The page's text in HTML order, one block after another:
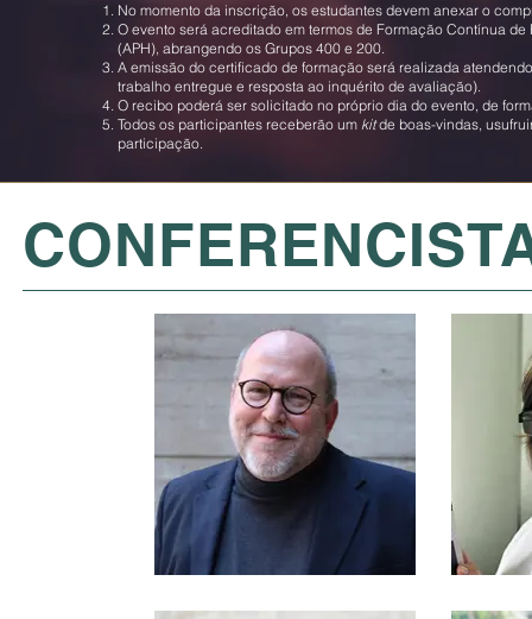
No momento da inscrição, os estudantes devem anexar o
O evento será acreditado em termos de Formação Contínua
(APH), abrangendo os Grupos 400 e 200.
A emissão do certificado de formação será realizada
trabalho entregue e resposta ao inquérito de avaliação).
O recibo poderá ser solicitado no próprio dia do evento, de
Todos os participantes receberão um kitde boas-vindas,
participação.